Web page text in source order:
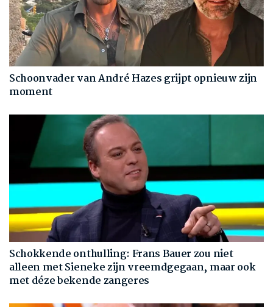
Schoonvader van André Hazes grijpt opnieuw zijn
moment
Schokkende onthulling: Frans Bauer zou niet
alleen met Sieneke zijn vreemdgegaan, maar ook
met déze bekende zangeres